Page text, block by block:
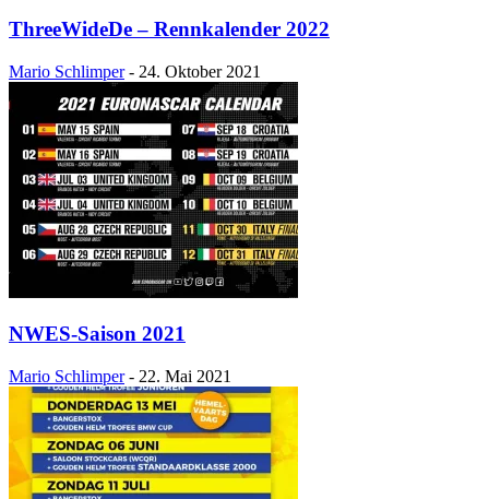
ThreeWideDe – Rennkalender 2022
Mario Schlimper - 24. Oktober 2021
NWES-Saison 2021
Mario Schlimper - 22. Mai 2021